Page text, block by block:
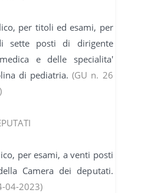
per titoli ed esami, per
sette posti di dirigente
e delle specialita'
di pediatria. (GU n. 26
per esami, a venti posti
Camera dei deputati.
04-2023)